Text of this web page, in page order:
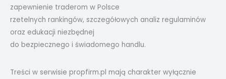
zapewnienie traderom w Polsce
rzetelnych rankingów, szczegółowych analiz regulaminów
oraz edukacji niezbędnej
do bezpiecznego i świadomego handlu.
Treści w serwisie propfirm.pl mają charakter wyłącznie